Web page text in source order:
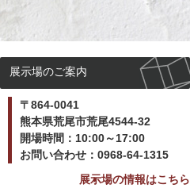
展示場のご案内
〒864-0041
熊本県荒尾市荒尾4544-32
開場時間：10:00～17:00
お問い合わせ：0968-64-1315
展示場の情報はこちら